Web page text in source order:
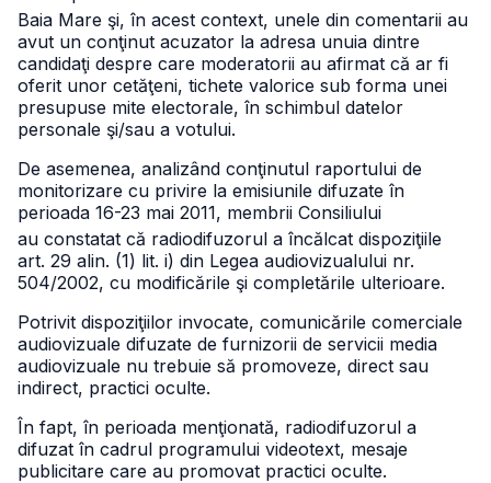
Baia Mare şi, în acest context, unele din comentarii au
avut un conţinut acuzator la adresa unuia dintre
candidaţi despre care moderatorii au afirmat că ar fi
oferit unor cetăţeni, tichete valorice sub forma unei
presupuse mite electorale, în schimbul datelor
personale şi/sau a votului.
De asemenea, analizând conţinutul raportului de
monitorizare cu privire la emisiunile difuzate în
perioada 16-23 mai 2011, membrii Consiliului
au constatat că radiodifuzorul a încălcat dispoziţiile
art. 29 alin. (1) lit. i) din Legea audiovizualului nr.
504/2002, cu modificările şi completările ulterioare.
Potrivit dispoziţiilor invocate, comunicările comerciale
audiovizuale difuzate de furnizorii de servicii media
audiovizuale nu trebuie să promoveze, direct sau
indirect, practici oculte.
În fapt, în perioada menţionată, radiodifuzorul a
difuzat în cadrul programului videotext, mesaje
publicitare care au promovat practici oculte.